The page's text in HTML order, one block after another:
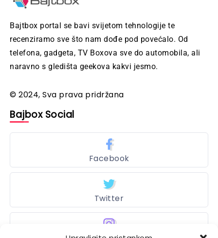
Bajtbox portal se bavi svijetom tehnologije te
recenziramo sve što nam dođe pod povećalo. Od
telefona, gadgeta, TV Boxova sve do automobila, ali
naravno s gledišta geekova kakvi jesmo.
© 2024, Sva prava pridržana
Bajbox Social
Facebook
Twitter